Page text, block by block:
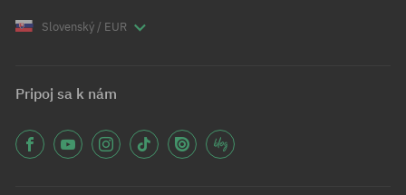
Slovenský / EUR
Pripoj sa k nám